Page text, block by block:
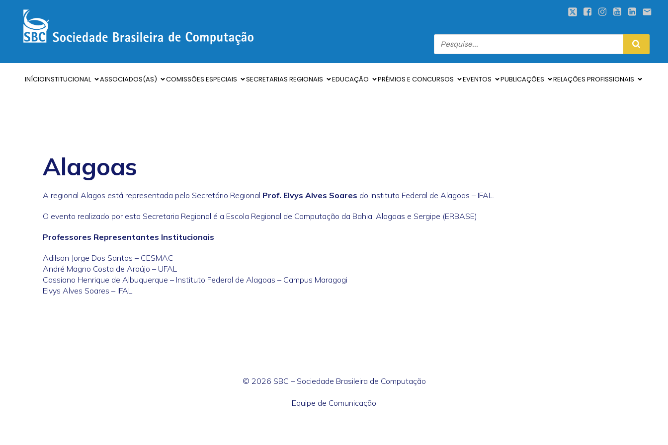
INÍCIOINSTITUCIONAL ASSOCIADOS(AS) COMISSÕES ESPECIAIS SECRETARIAS REGIONAIS EDUCAÇÃO PRÊMIOS E CONCURSOS EVENTOS PUBLICAÇÕES RELAÇÕES PROFISSIONAIS
Alagoas
A regional Alagos está representada pelo Secretário Regional Prof. Elvys Alves Soares do Instituto Federal de Alagoas – IFAL.
O evento realizado por esta Secretaria Regional é a Escola Regional de Computação da Bahia, Alagoas e Sergipe (ERBASE)
Professores Representantes Institucionais
Adilson Jorge Dos Santos – CESMAC
André Magno Costa de Araújo – UFAL
Cassiano Henrique de Albuquerque – Instituto Federal de Alagoas – Campus Maragogi
Elvys Alves Soares – IFAL.
© 2026 SBC – Sociedade Brasileira de Computação
Equipe de Comunicação